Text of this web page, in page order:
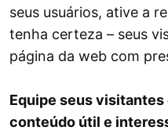
seus usuários, ative a
tenha certeza – seus
página da web com
Equipe seus
conteúdo útil e